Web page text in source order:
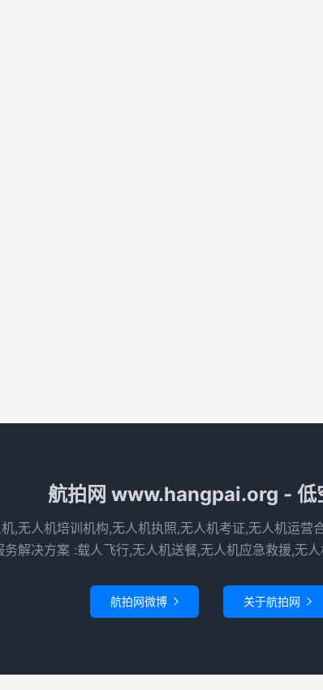
航拍网 www.hangpai.org - 低
,无人机培训机构,无人机执照,无人机考证,无人机运营
务解决方案 :载人飞行,无人机送餐,无人机应急救援,无
航拍网微博  关于航拍网 